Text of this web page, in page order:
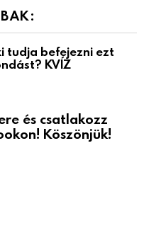
tudja befejezni ezt
KVÍZ
és csatlakozz
Köszönjük!